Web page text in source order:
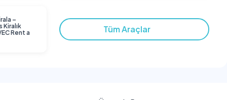
–
Kiralık
Rent a
Tüm Araçlar